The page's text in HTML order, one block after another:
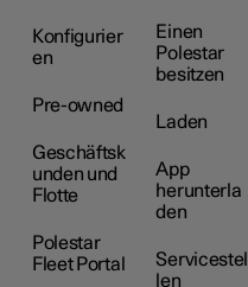
Konfigurier
en
Pre-owned
Geschäftsk
unden und
Flotte
Polestar
Fleet Portal
Einen
Polestar
besitzen
Laden
App
herunterla
den
Servicestel
len